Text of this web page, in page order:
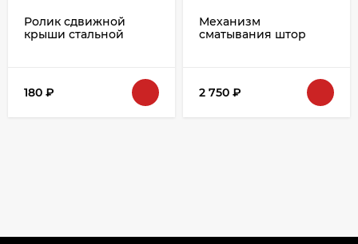
Ролик сдвижной
крыши стальной
180 ₽
Механизм
сматывания штор
2 750 ₽